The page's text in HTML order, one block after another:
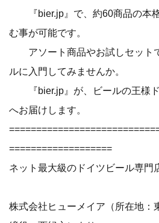
『bier.jp』で、約60商品の本
む事が可能です。
アソート商品やお試しセット
ルに入門してみませんか。
『bier.jp』が、ビールの王様ド
へお届けします。
===================
ネット最大級のドイツビール専門
株式会社ヒューメイア（所在地：